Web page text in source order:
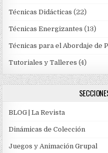
Técnicas Didácticas (22)
Técnicas Energizantes (13)
Técnicas para el Abordaje de
Tutoriales y Talleres (4)
BLOG | La Revista
Dinámicas de Colección
Juegos y Animación Grupal